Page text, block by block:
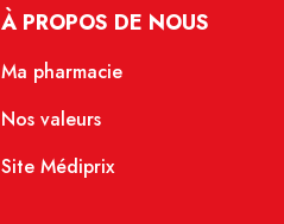
À PROPOS DE NOUS
Ma pharmacie
Nos valeurs
Site Médiprix